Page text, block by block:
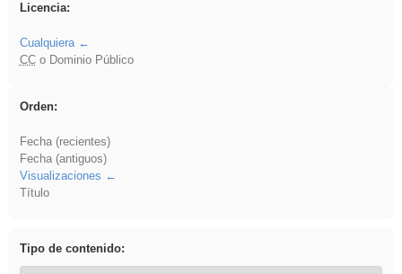
Licencia:
Cualquiera
CCo Dominio Público
Orden:
Fecha (recientes)
Fecha (antiguos)
Visualizaciones
Título
Tipo de contenido: